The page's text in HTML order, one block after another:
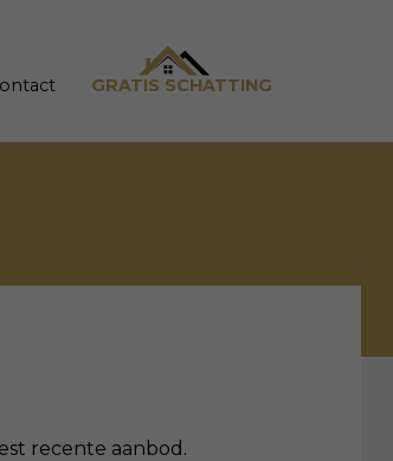
GRATIS SCHATTING
recente aanbod.